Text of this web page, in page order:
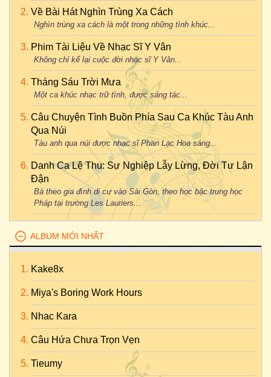
Về Bài Hát Nghìn Trùng Xa Cách
Nghìn trùng xa cách là một trong những tình khúc...
Phim Tài Liệu Về Nhạc Sĩ Y Vân
Không chỉ kể lại cuộc đời nhạc sĩ Y Vân...
Tháng Sáu Trời Mưa
Một ca khúc nhạc trữ tình, được sáng tác...
Câu Chuyện Tình Buồn Phía Sau Ca Khúc Tàu Anh
Qua Núi
Tàu anh qua núi được nhạc sĩ Phan Lạc Hoa sáng...
Danh Ca Lệ Thu: Sự Nghiệp Lẫy Lừng, Đời Tư Lận
Đận
Bà theo gia đình di cư vào Sài Gòn, theo học bậc trung học
Pháp tại trường Les Lauriers...
ALBUM MỚI NHẤT
Kake8x
Miya's Boring Work Hours
Nhac Kara
Câu Hứa Chưa Trọn Vẹn
Tieumy